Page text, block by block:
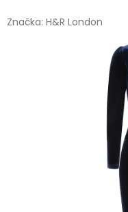
Značka: H&R London